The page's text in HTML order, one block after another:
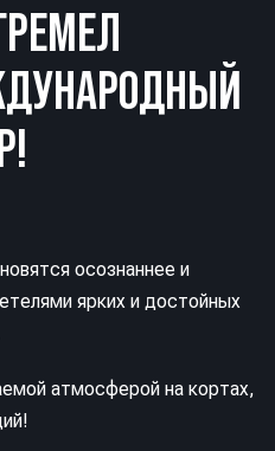
осознаннее и
ярких и достойных
атмосферой на кортах,